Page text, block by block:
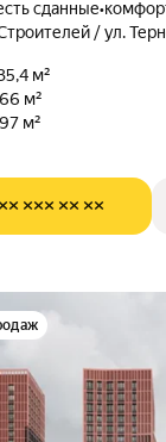
сданные•
/ ул.
м²
м²
м²
××× ×× ××